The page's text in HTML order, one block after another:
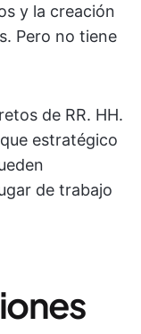
y la creación
Pero no tiene
de RR. HH.
estratégico
de trabajo